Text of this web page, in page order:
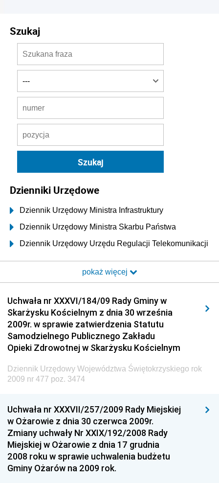
Szukaj
Dzienniki Urzędowe
Dziennik Urzędowy Ministra Infrastruktury
Dziennik Urzędowy Ministra Skarbu Państwa
Dziennik Urzędowy Urzędu Regulacji Telekomunikacji
Dziennik Urzędowy Ministra Transportu i Budownictwa
Elektronicznej
Dziennik Urzędowy Ministra Spraw Wewnętrznych i
Administracji
Dziennik Urzędowy Ministra Transportu
Dziennik Urzędowy Ministra Budownictwa
Dziennik Urzędowy Ministra Nauki i Szkolnictwa
Dziennik Urzędowy Głównego Urzędu Miar
Dziennik Urzędowy Ministra Rolnictwa i Rozwoju Wsi
Dziennik Urzędowy Ministra Edukacji Narodowej i
Sportu
Dziennik Urzędowy Ministra Edukacji i Nauki
pokaż więcej
Uchwała nr XXXVI/184/09 Rady Gminy w
Skarżysku Kościelnym z dnia 30 września
2009r. w sprawie zatwierdzenia Statutu
Samodzielnego Publicznego Zakładu
Opieki Zdrowotnej w Skarżysku Kościelnym
Dziennik Urzędowy Województwa Świętokrzyskiego rok
2009 nr 477 poz. 3474
Uchwała nr XXXVII/257/2009 Rady Miejskiej
w Ożarowie z dnia 30 czerwca 2009r.
Zmiany uchwały Nr XXIX/192/2008 Rady
Miejskiej w Ożarowie z dnia 17 grudnia
2008 roku w sprawie uchwalenia budżetu
Gminy Ożarów na 2009 rok.